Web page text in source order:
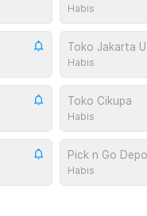
Habis
Toko Jakarta
Habis
Toko Cikupa
Habis
Pick n Go
Habis